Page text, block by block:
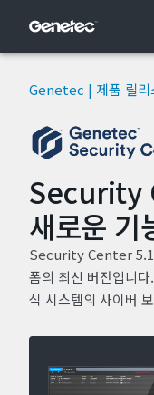
Genetec | 제품 릴리
Security
새로운 기
Security Center
폼의 최신 버전입니
식 시스템의 사이버